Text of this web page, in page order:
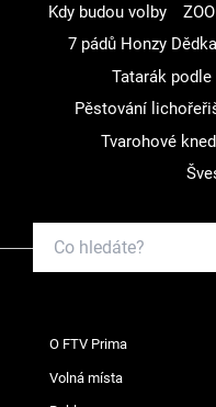
Kdy budou volby
7 pádů Honzy Dědka
Tatarák
Pěstování
Tvarohové
O FTV Prima
Volná místa